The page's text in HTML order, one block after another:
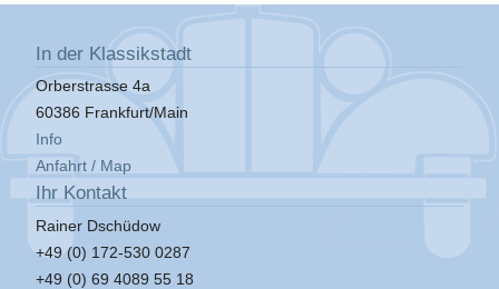
In der Klassikstadt
Orberstrasse 4a
60386 Frankfurt/Main
Info
Anfahrt / Map
Ihr Kontakt
Rainer Dschüdow
+49 (0) 172-530 0287
+49 (0) 69 4089 55 18